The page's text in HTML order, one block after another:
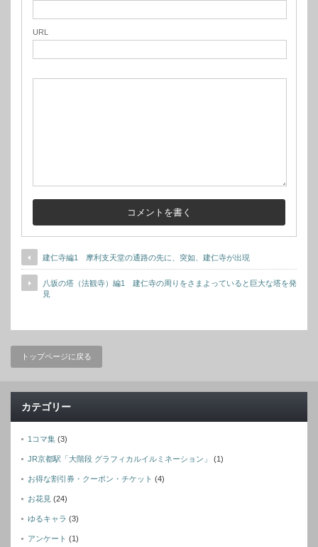
URL
建仁寺編1 摩利支天堂の通路の先に、突如、建仁寺が出現
八坂の塔（法観寺）編1 建仁寺の周りをさまよっていると巨大な塔を発
見
トップページに戻る
カテゴリー
1コマ集 (3)
JR京都駅「大階段 グラフィカルイルミネーション」 (1)
お得な割引券・クーポン・チケット (4)
お花見 (24)
ゆるキャラ (3)
アンケート (1)